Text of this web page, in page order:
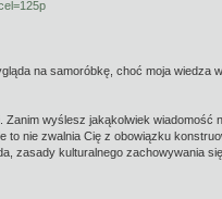
na samoróbkę, choć moja wiedza
Zanim wyślesz jakąkolwiek
to nie zwalnia Cię z obowiązku
zasady kulturalnego zachowywania